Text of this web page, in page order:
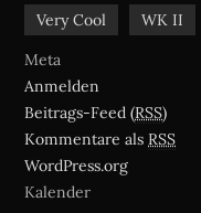
Very Cool WK II
Meta
Anmelden
Beitrags-Feed (RSS)
Kommentare als RSS
WordPress.org
Kalender